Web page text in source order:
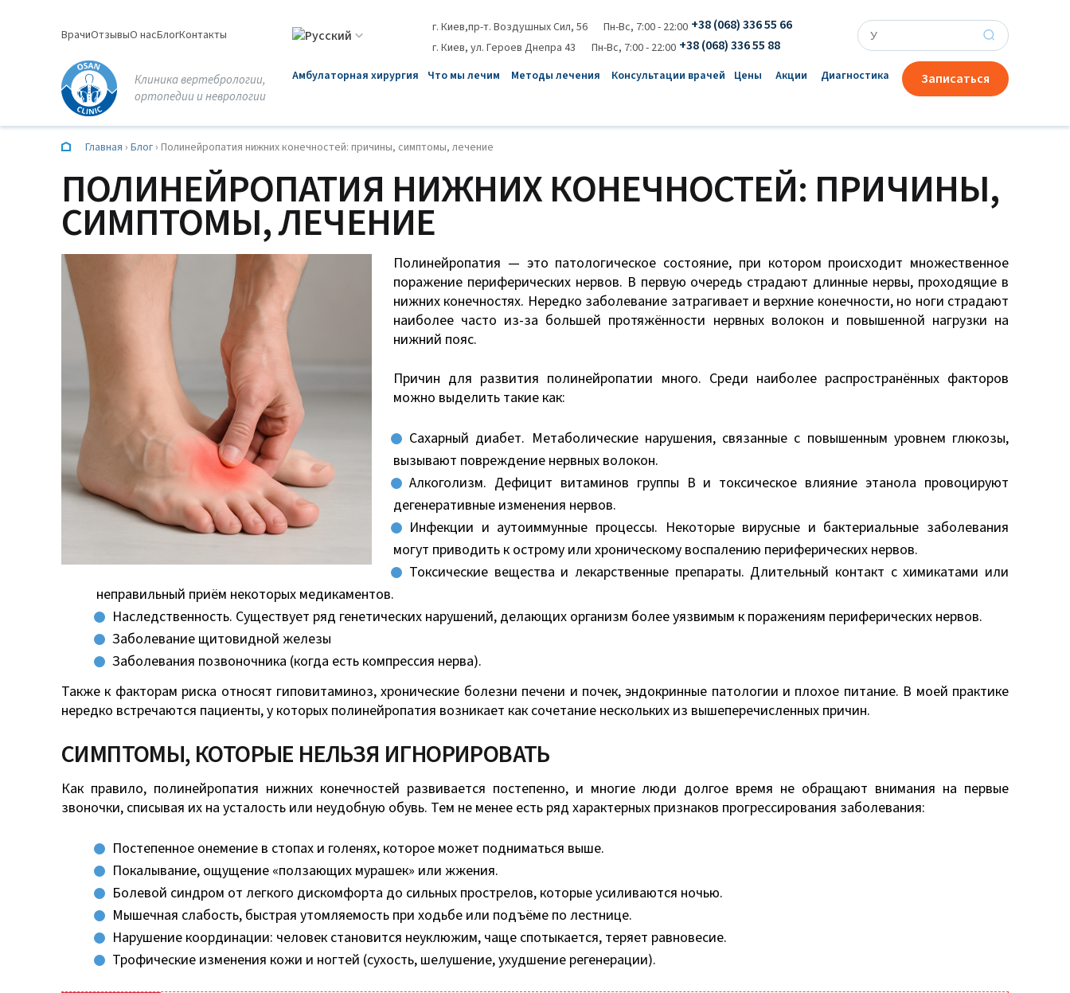
ВрачиОтзывыО насБлогКонтакты г. Киев,пр-т. Воздушных Сил, 56 Пн-Вс, 7:00 - 22:00 +38 (068) 336 55 66
г. Киев, ул. Героев Днепра 43 Пн-Вс, 7:00 - 22:00 +38 (068) 336 55 88
Клиника вертебрологии,
ортопедии и неврологии
Амбулаторная хирургия Что мы лечим Методы лечения Консультации врачей Цены Акции Диагностика Записаться
Главная › Блог › Полинейропатия нижних конечностей: причины, симптомы, лечение
ПОЛИНЕЙРОПАТИЯ НИЖНИХ КОНЕЧНОСТЕЙ: ПРИЧИНЫ,
СИМПТОМЫ, ЛЕЧЕНИЕ
Полинейропатия — это патологическое состояние, при котором происходит множественное
поражение периферических нервов. В первую очередь страдают длинные нервы, проходящие в
нижних конечностях. Нередко заболевание затрагивает и верхние конечности, но ноги страдают
наиболее часто из-за большей протяжённости нервных волокон и повышенной нагрузки на
нижний пояс.
Причин для развития полинейропатии много. Среди наиболее распространённых факторов
можно выделить такие как:
Сахарный диабет. Метаболические нарушения, связанные с повышенным уровнем глюкозы,
вызывают повреждение нервных волокон.
Алкоголизм. Дефицит витаминов группы B и токсическое влияние этанола провоцируют
дегенеративные изменения нервов.
Инфекции и аутоиммунные процессы. Некоторые вирусные и бактериальные заболевания
могут приводить к острому или хроническому воспалению периферических нервов.
Токсические вещества и лекарственные препараты. Длительный контакт с химикатами или
неправильный приём некоторых медикаментов.
Наследственность. Существует ряд генетических нарушений, делающих организм более уязвимым к поражениям периферических нервов.
Заболевание щитовидной железы
Заболевания позвоночника (когда есть компрессия нерва).
Также к факторам риска относят гиповитаминоз, хронические болезни печени и почек, эндокринные патологии и плохое питание. В моей практике
нередко встречаются пациенты, у которых полинейропатия возникает как сочетание нескольких из вышеперечисленных причин.
СИМПТОМЫ, КОТОРЫЕ НЕЛЬЗЯ ИГНОРИРОВАТЬ
Как правило, полинейропатия нижних конечностей развивается постепенно, и многие люди долгое время не обращают внимания на первые
звоночки, списывая их на усталость или неудобную обувь. Тем не менее есть ряд характерных признаков прогрессирования заболевания:
Постепенное онемение в стопах и голенях, которое может подниматься выше.
Покалывание, ощущение «ползающих мурашек» или жжения.
Болевой синдром от легкого дискомфорта до сильных прострелов, которые усиливаются ночью.
Мышечная слабость, быстрая утомляемость при ходьбе или подъёме по лестнице.
Нарушение координации: человек становится неуклюжим, чаще спотыкается, теряет равновесие.
Трофические изменения кожи и ногтей (сухость, шелушение, ухудшение регенерации).